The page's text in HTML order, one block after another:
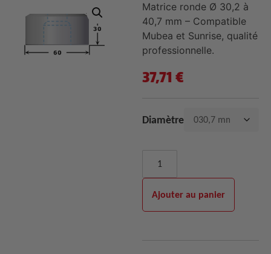
Matrice ronde Ø 30,2 à
40,7 mm – Compatible
Mubea et Sunrise, qualité
professionnelle.
37,71 €
Diamètre
Ajouter au panier